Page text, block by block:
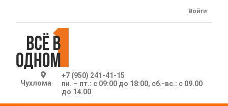
Чухлома
+7 (950) 241-41-15
пн. – пт.: с 09:00 до 18:00, сб.-вс.: с 09.00
до 14.00
Войти